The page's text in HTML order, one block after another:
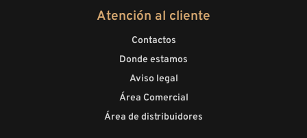
Atención al cliente
Contactos
Donde estamos
Aviso legal
Área Comercial
Área de distribuidores